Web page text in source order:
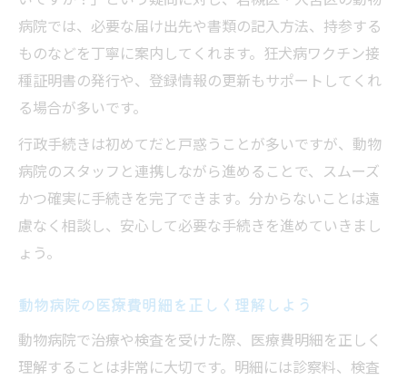
病院では、必要な届け出先や書類の記入方法、持参する
ものなどを丁寧に案内してくれます。狂犬病ワクチン接
種証明書の発行や、登録情報の更新もサポートしてくれ
る場合が多いです。
行政手続きは初めてだと戸惑うことが多いですが、動物
病院のスタッフと連携しながら進めることで、スムーズ
かつ確実に手続きを完了できます。分からないことは遠
慮なく相談し、安心して必要な手続きを進めていきまし
ょう。
動物病院の医療費明細を正しく理解しよう
動物病院で治療や検査を受けた際、医療費明細を正しく
理解することは非常に大切です。明細には診察料、検査